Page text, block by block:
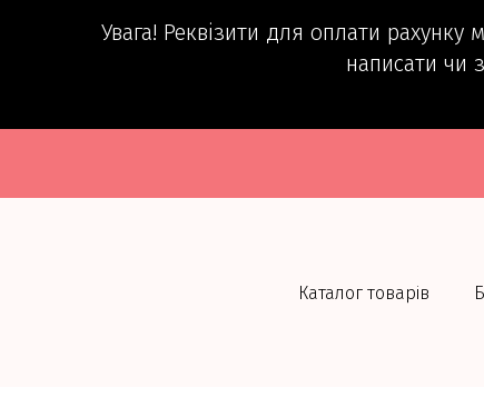
Увага! Реквізити для оплати
написати чи
Каталог товарів